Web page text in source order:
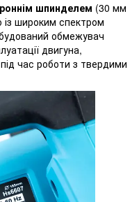
шпинделем (30 мм
із широким спектром
обмежувач
двигуна,
час роботи з твердими